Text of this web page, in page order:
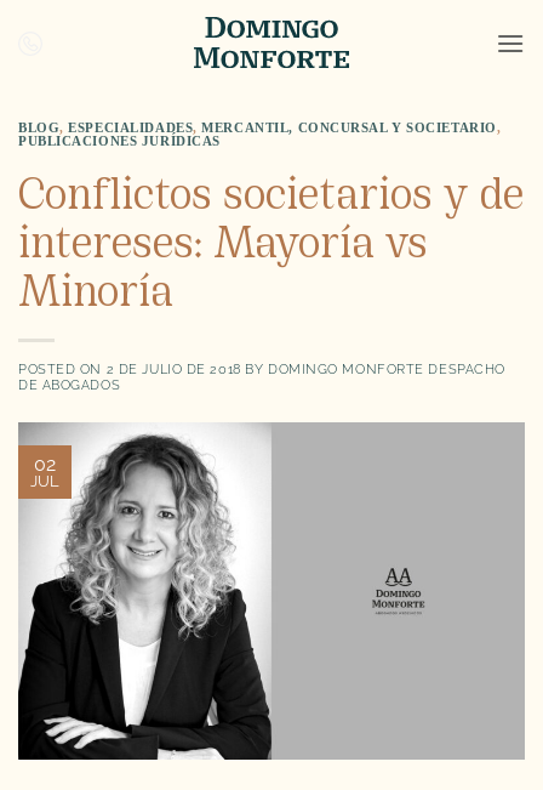
BLOG,ESPECIALIDADES,MERCANTIL, CONCURSAL Y SOCIETARIO,
PUBLICACIONES JURÍDICAS
Conflictos societarios y de
intereses: Mayoría vs
Minoría
POSTED ON 2 DE JULIO DE 2018 BY DOMINGO MONFORTE DESPACHO
DE ABOGADOS
02
JUL